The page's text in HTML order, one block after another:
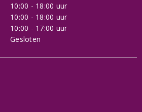
10:00 - 18:00 uur
10:00 - 18:00 uur
10:00 - 17:00 uur
Gesloten